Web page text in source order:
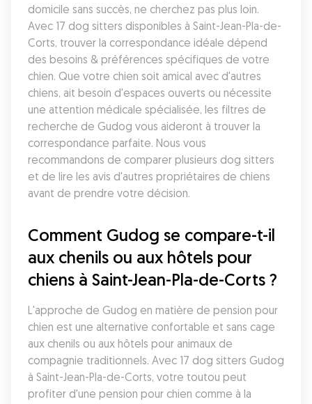
domicile sans succès, ne cherchez pas plus loin.
Avec 17 dog sitters disponibles à Saint-Jean-Pla-de-
Corts, trouver la correspondance idéale dépend
des besoins & préférences spécifiques de votre
chien. Que votre chien soit amical avec d'autres
chiens, ait besoin d'espaces ouverts ou nécessite
une attention médicale spécialisée, les filtres de
recherche de Gudog vous aideront à trouver la
correspondance parfaite. Nous vous
recommandons de comparer plusieurs dog sitters
et de lire les avis d'autres propriétaires de chiens
avant de prendre votre décision.
Comment Gudog se compare-t-il
aux chenils ou aux hôtels pour
chiens à Saint-Jean-Pla-de-Corts ?
L'approche de Gudog en matière de pension pour
chien est une alternative confortable et sans cage
aux chenils ou aux hôtels pour animaux de
compagnie traditionnels. Avec 17 dog sitters Gudog
à Saint-Jean-Pla-de-Corts, votre toutou peut
profiter d'une pension pour chien comme à la